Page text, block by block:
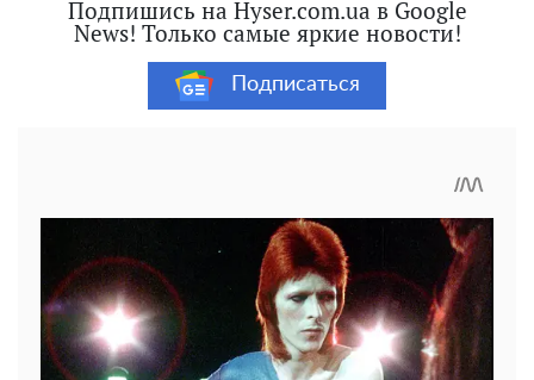
Подпишись на Hyser.com.ua в Google
News! Только самые яркие новости!
Подписаться